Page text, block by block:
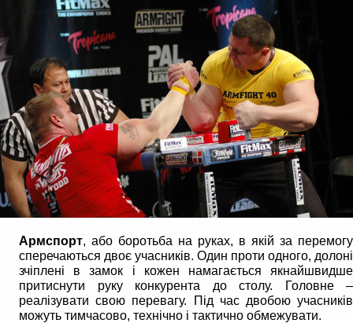
Армспорт, або боротьба на руках, в якій за перемогу
сперечаються двоє учасників. Один проти одного, долоні
зчіплені в замок і кожен намагається якнайшвидше
притиснути руку конкурента до столу. Головне –
реалізувати свою перевагу. Під час двобою учасників
можуть тимчасово, технічно і тактично обмежувати.